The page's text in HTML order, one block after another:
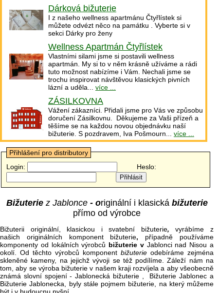
Dárková bižuterie
I z našeho wellness apartmánu Čtyřlístek si
můžete odvézt něco na památku . Vyberte si v
sekci Dárky pro ženy
Wellness Apartmán Čtyřlístek
Vlastními silami jsme si postavili wellness
apartmán. My si to v něm krásně užíváme a rádi
tuto možnost nabízíme i Vám. Nechali jsme se
trochu inspirovat návštěvou klasických pivních
lázní a uděla... více ...
ZÁSILKOVNA
Vážení zákazníci. Přidali jsme pro Vás ve způsobu
doručení Zásilkovnu. Děkujeme za Vaši přízeň a
těšíme se na každou novou objednávku naší
bižuterie. S pozdravem, Iva Pošmourn... více ...
Přihlášení pro distributory
Login:
Heslo:
Bižuteriez Jablonce - originální i klasická bižuterie
přímo od výrobce
Bižuterii originální, klasickou i svatební bižuterie, vyrábíme z
našich originálních komponent bižuterie, případně používáme
komponenty od lokálních výrobců bižuterie vJablonci nad Nisou a
okolí. Od těchto výrobců komponentbižuterieodebíráme zejména
skleněné kameny, na jejichž vývoji se též podílíme. Záleží nám na
tom, aby se výroba bižuterie v našem kraji rozvíjela a aby všeobecně
známá slovní spojení - Jablonecká bižuterie , Bižuterie Jablonec a
Bižuterie Jablonecka, byly stále pojmem bižuterie, na který můžeme